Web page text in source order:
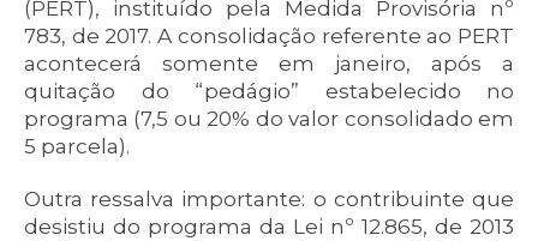
(PERT), instituído pela Medida Provisória nº
783, de 2017. A consolidação referente ao PERT
acontecerá somente em janeiro, após a
quitação do “pedágio” estabelecido no
programa (7,5 ou 20% do valor consolidado em
5 parcela).
Outra ressalva importante: o contribuinte que
desistiu do programa da Lei nº 12.865, de 2013